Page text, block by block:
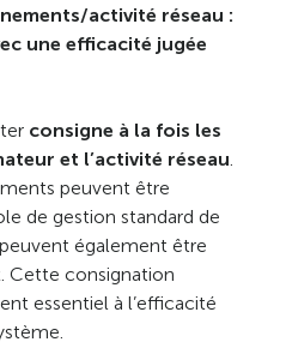
activité réseau :
une efficacité jugée
consigne à la fois les
et l’activité réseau
peuvent être
de gestion standard de
également être
Cette consignation
essentiel à l’efficacité